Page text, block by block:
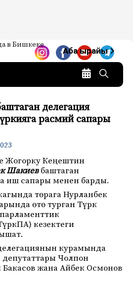
—
в Бишкеке
Аба ырайы
делегация
расмий сапары
Жогорку Кеңештин
Шакиевбаштаган
иш сапары менен барды.
төрага Нурланбек
өтө турган Түрк
кезектеги
курамында
Чолпон
Бакасов жана Айбек Осмонов